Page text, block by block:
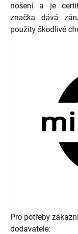
nošení a je
značka dává
použity škodlivé
Pro potřeby
dodavatele: